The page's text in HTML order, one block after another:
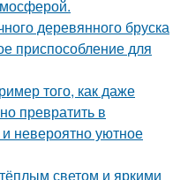
деревянного бруска
приспособление для
того, как даже
превратить в
невероятно уютное
светом и яркими